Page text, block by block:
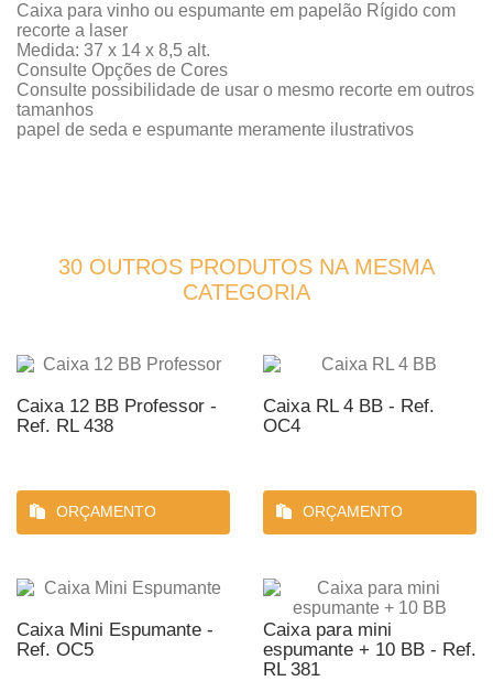
Caixa para vinho ou espumante em papelão Rígido com
recorte a laser
Medida: 37 x 14 x 8,5 alt.
Consulte Opções de Cores
Consulte possibilidade de usar o mesmo recorte em outros
tamanhos
papel de seda e espumante meramente ilustrativos
30 OUTROS PRODUTOS NA MESMA
CATEGORIA
Caixa 12 BB Professor -
Ref. RL 438
ORÇAMENTO
Caixa RL 4 BB - Ref.
OC4
ORÇAMENTO
Caixa Mini Espumante -
Ref. OC5
Caixa para mini
espumante + 10 BB - Ref.
RL 381